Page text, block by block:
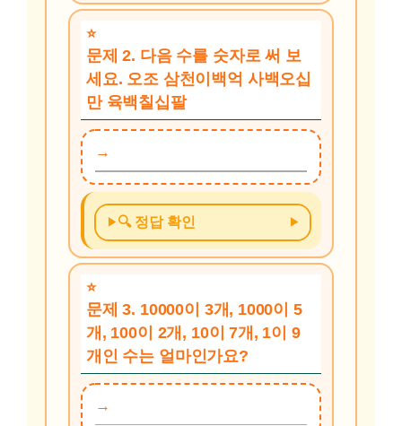
문제 2. 다음 수를 숫자로 써 보
세요. 오조 삼천이백억 사백오십
만 육백칠십팔
🔍 정답 확인
문제 3. 10000이 3개, 1000이 5
개, 100이 2개, 10이 7개, 1이 9
개인 수는 얼마인가요?